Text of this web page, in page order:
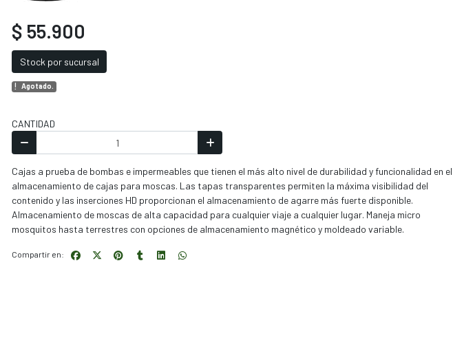
$ 55.900
Stock por sucursal
Agotado.
CANTIDAD
Cajas a prueba de bombas e impermeables que tienen el más alto nivel de durabilidad y funcionalidad en el
almacenamiento de cajas para moscas. Las tapas transparentes permiten la máxima visibilidad del
contenido y las inserciones HD proporcionan el almacenamiento de agarre más fuerte disponible.
Almacenamiento de moscas de alta capacidad para cualquier viaje a cualquier lugar. Maneja micro
mosquitos hasta terrestres con opciones de almacenamiento magnético y moldeado variable.
Compartir en: